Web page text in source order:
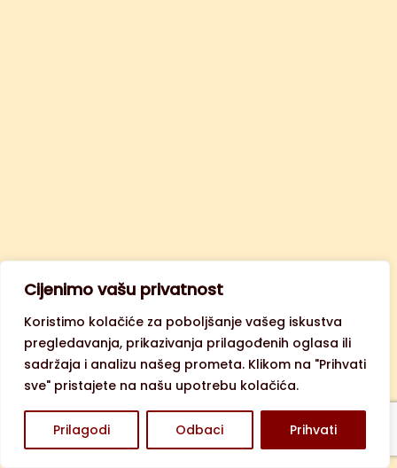
Cijenimo vašu privatnost
Koristimo kolačiće za poboljšanje vašeg iskustva
pregledavanja, prikazivanja prilagođenih oglasa ili
sadržaja i analizu našeg prometa. Klikom na "Prihvati
sve" pristajete na našu upotrebu kolačića.
Prilagodi Odbaci Prihvati